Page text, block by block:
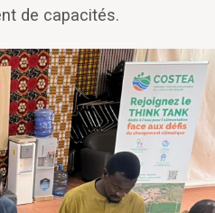
de capacités.